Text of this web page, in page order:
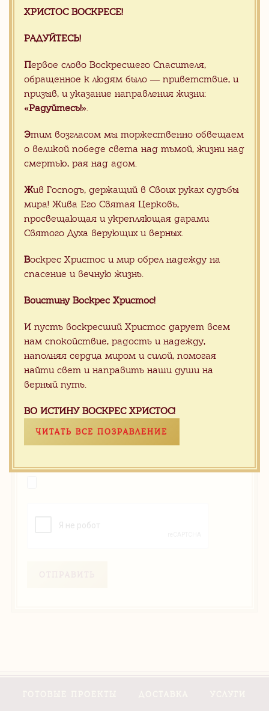
Все наши силы, знания и опыт мы
даже в далекой глубинке мог получить
заказ на свое имя прямо из Китая, -
без риска и проблем, связанных с
организацией международной
поставки прямо к вратам храма.
Хотите сделать заказ, но не
знаете с чего начать?
Отправьте заявку на консультацию с
Вашими пожелания. Мы с радостью
Вам поможем
ХРИСТОС ВОСКРЕСЕ!
РАДУЙТЕСЬ!
Первое слово Воскресшего Спасителя,
обращенное к людям было — приветствие, и
призыв, и указание направления жизни:
«Радуйтесь!»
Этим возгласом мы торжественно обвещаем
о великой победе света над тьмой, жизни над
смертью, рая над адом.
Жив Господь, держащий в Своих руках судьбы
мира! Жива Его Святая Церковь,
просвещающая и укрепляющая дарами
Святого Духа верующих и верных.
Воскрес Христос и мир обрел надежду на
спасение и вечную жизнь.
Воистину Воскрес Христос!
И пусть воскресший Христос дарует всем
нам спокойствие, радость и надежду,
наполняя сердца миром и силой, помогая
найти свет и направить наши души на
верный путь.
ВО ИСТИНУ ВОСКРЕС ХРИСТОС!
ЧИТАТЬ ВСЕ ПОЗРАВЛЕНИЕ